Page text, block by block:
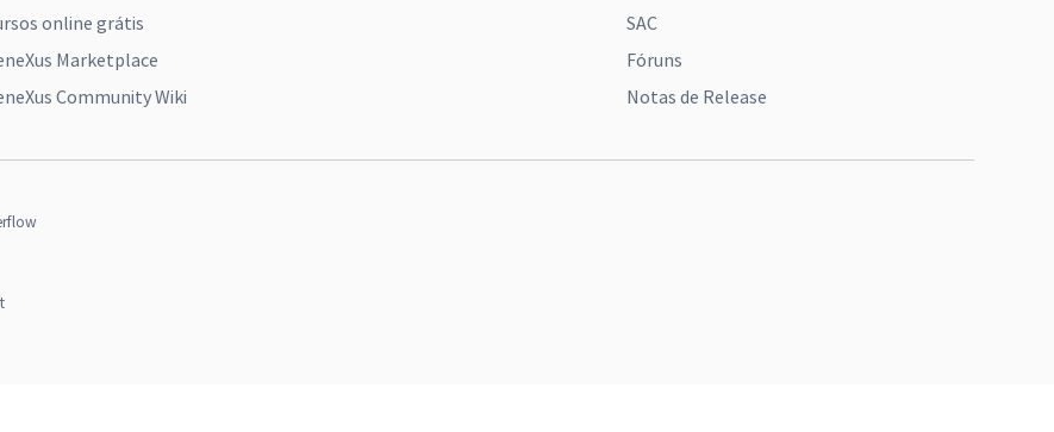
online grátis
Marketplace
Community Wiki
SAC
Fóruns
Notas de Release